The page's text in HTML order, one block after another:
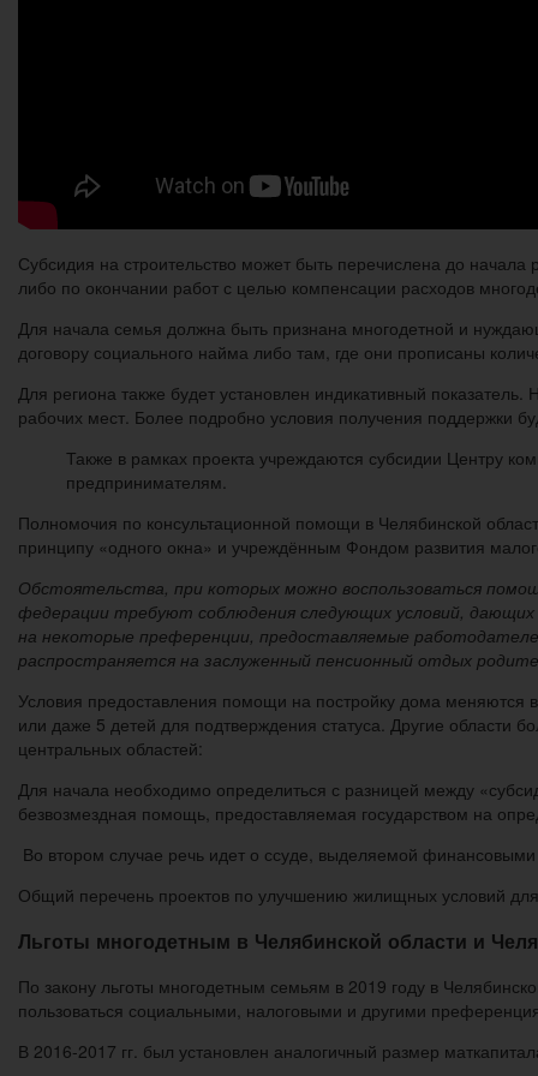
Субсидия на строительство может быть перечислена до
либо по окончании работ с целью компенсации расходов
Для начала семья должна быть признана многодетной и
договору социального найма либо там, где они прописаны
Для региона также будет установлен индикативный
рабочих мест. Более подробно условия получения поддержки
Также в рамках проекта учреждаются субсидии Центру
предпринимателям.
Полномочия по консультационной помощи в Челябинской
принципу «одного окна» и учреждённым Фондом развития
Обстоятельства, при которых можно воспользоваться
федерации требуют соблюдения следующих условий,
на некоторые преференции, предоставляемые
распространяется на заслуженный пенсионный отдых
Условия предоставления помощи на постройку дома меняются
или даже 5 детей для подтверждения статуса. Другие области
центральных областей:
Для начала необходимо определиться с разницей между
безвозмездная помощь, предоставляемая государством на
Во втором случае речь идет о ссуде, выделяемой
Общий перечень проектов по улучшению жилищных условий
Льготы многодетным в Челябинской области и
По закону льготы многодетным семьям в 2019 году в
пользоваться социальными, налоговыми и другими
В 2016-2017 гг. был установлен аналогичный размер